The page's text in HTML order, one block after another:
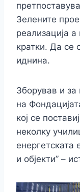
Зелените
реализација
кратки. Да се
иднина.
Зборував и за
на
кој се
неколку
енергетската
и објекти” –